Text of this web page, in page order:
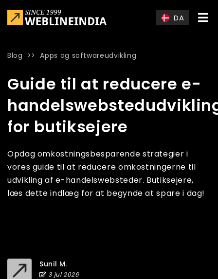
DA
Blog >>Apps og softwareudvikling
Guide til at reducere e-
for butiksejere
Opdag omkostningsbesparende strategier i
vores guide til at reducere omkostningerne til
udvikling af e-handelswebsteder. Butiksejere,
læs dette indlæg for at begynde at spare i dag!
Sunil M.
3 jul 2026